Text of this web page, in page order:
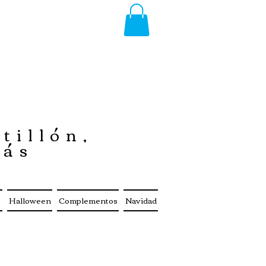
Halloween Complementos Navidad